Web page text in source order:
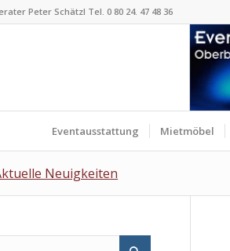
Peter Schätzl Tel. 0 80 24. 47 48 36
Eventausstattung Mietmöbel
Neuigkeiten